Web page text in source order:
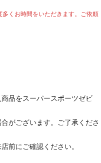
多くお時間をいただきます。ご依頼
品をスーパースポーツゼビ
がございます。ご了承くださ
前にご確認ください。